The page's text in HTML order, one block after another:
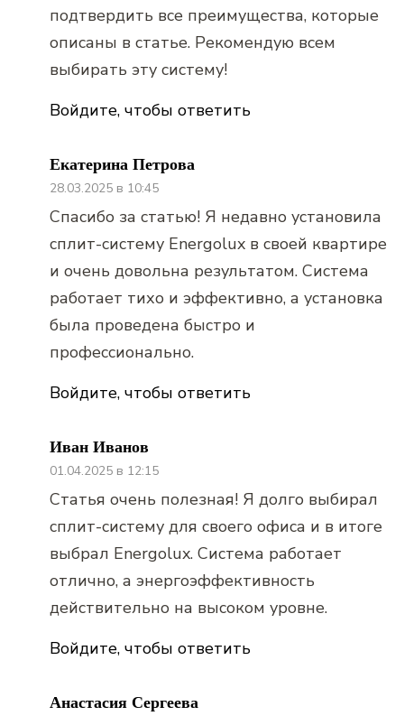
Войдите, чтобы ответить
подтвердить все преимущества, которые
описаны в статье. Рекомендую всем
выбирать эту систему!
Екатерина Петрова
28.03.2025 в 10:45
Войдите, чтобы ответить
Спасибо за статью! Я недавно установила
сплит-систему Energolux в своей квартире
и очень довольна результатом. Система
работает тихо и эффективно, а установка
была проведена быстро и
профессионально.
Иван Иванов
01.04.2025 в 12:15
Войдите, чтобы ответить
Статья очень полезная! Я долго выбирал
сплит-систему для своего офиса и в итоге
выбрал Energolux. Система работает
отлично, а энергоэффективность
действительно на высоком уровне.
Анастасия Сергеева